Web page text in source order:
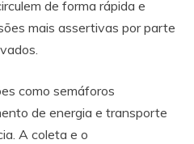
de forma rápida e
mais assertivas por parte
como semáforos
de energia e transporte
A coleta e o